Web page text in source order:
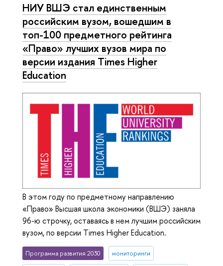
НИУ ВШЭ стал единственным
российским вузом, вошедшим в
топ-100 предметного рейтинга
«Право» лучших вузов мира по
версии издания Times Higher
Education
В этом году по предметному направлению
«Право» Высшая школа экономики (ВШЭ) заняла
96-ю строчку, оставаясь в нем лучшим российским
вузом, по версии Times Higher Education.
Программа развития 2030 мониторинги